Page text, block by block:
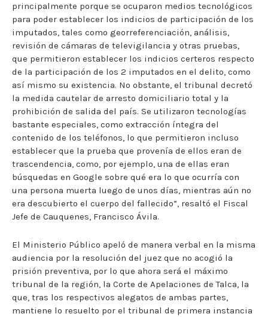
principalmente porque se ocuparon medios tecnológicos
para poder establecer los indicios de participación de los
imputados, tales como georreferenciación, análisis,
revisión de cámaras de televigilancia y otras pruebas,
que permitieron establecer los indicios certeros respecto
de la participación de los 2 imputados en el delito, como
así mismo su existencia. No obstante, el tribunal decretó
la medida cautelar de arresto domiciliario total y la
prohibición de salida del país. Se utilizaron tecnologías
bastante especiales, como extracción íntegra del
contenido de los teléfonos, lo que permitieron incluso
establecer que la prueba que provenía de ellos eran de
trascendencia, como, por ejemplo, una de ellas eran
búsquedas en Google sobre qué era lo que ocurría con
una persona muerta luego de unos días, mientras aún no
era descubierto el cuerpo del fallecido”, resaltó el Fiscal
Jefe de Cauquenes, Francisco Ávila.
El Ministerio Público apeló de manera verbal en la misma
audiencia por la resolución del juez que no acogió la
prisión preventiva, por lo que ahora será el máximo
tribunal de la región, la Corte de Apelaciones de Talca, la
que, tras los respectivos alegatos de ambas partes,
mantiene lo resuelto por el tribunal de primera instancia